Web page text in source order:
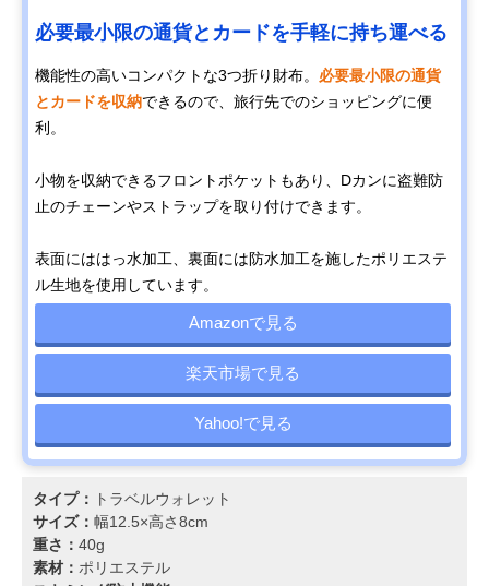
必要最小限の通貨とカードを手軽に持ち運べる
機能性の高いコンパクトな3つ折り財布。 必要最小限の通貨
とカードを収納できるので、旅行先でのショッピングに便
利。
小物を収納できるフロントポケットもあり、Dカンに盗難防
止のチェーンやストラップを取り付けできます。
表面にははっ水加工、裏面には防水加工を施したポリエステ
ル生地を使用しています。
Amazonで見る
楽天市場で見る
Yahoo!で見る
タイプ：
トラベルウォレット
サイズ： 幅12.5×高さ8cm
重さ： 40g
素材： ポリエステル